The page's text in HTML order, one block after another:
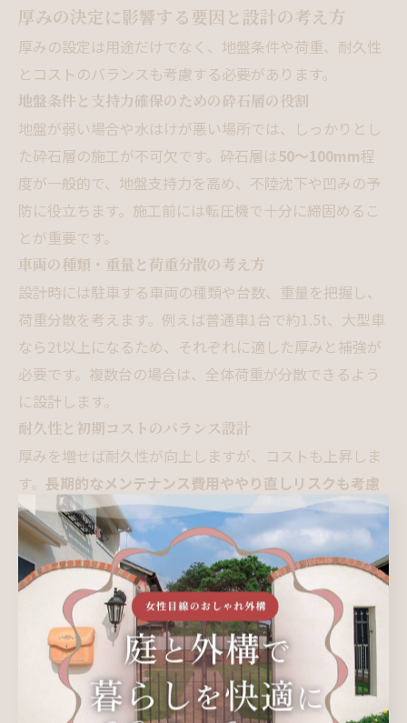
厚みの決定に影響する要因と設計の考え方
厚みの設定は用途だけでなく、地盤条件や荷重、耐久性
とコストのバランスも考慮する必要があります。
地盤条件と支持力確保のための砕石層の役割
地盤が弱い場合や水はけが悪い場所では、しっかりとし
た砕石層の施工が不可欠です。砕石層は50～100mm程
度が一般的で、地盤支持力を高め、不陸沈下や凹みの予
防に役立ちます。施工前には転圧機で十分に締固めるこ
とが重要です。
車両の種類・重量と荷重分散の考え方
設計時には駐車する車両の種類や台数、重量を把握し、
荷重分散を考えます。例えば普通車1台で約1.5t、大型車
なら2t以上になるため、それぞれに適した厚みと補強が
必要です。複数台の場合は、全体荷重が分散できるよう
に設計します。
耐久性と初期コストのバランス設計
厚みを増せば耐久性が向上しますが、コストも上昇しま
す。 長期的なメンテナンス費用ややり直しリスクも考慮
し、用途に最適な厚みを選ぶことが大切です。過剰な厚
みは不要なコスト増となり、逆に薄すぎると後の補修費
用がかさむ場合があります。
厚みが不足した場合のリスクと対策
土間コンクリートの厚みが基準に満たない場合、さまざ
まなリスクが発生します。
ひび割れ・沈下・凹みが発生する原因
厚み不足は 車両の重みや地盤の動きによって、ひび割れ